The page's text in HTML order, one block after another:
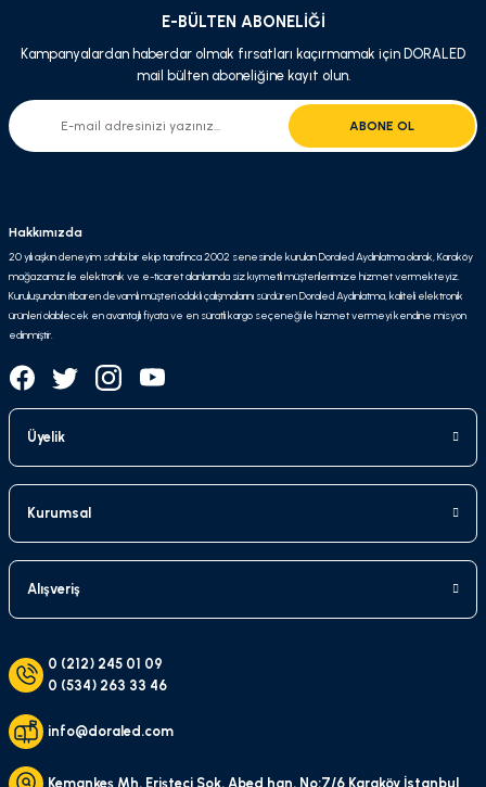
E-BÜLTEN ABONELİĞİ
Kampanyalardan haberdar olmak fırsatları kaçırmamak için DORALED
mail bülten aboneliğine kayıt olun.
ABONE OL
Hakkımızda
20 yılı aşkın deneyim sahibi bir ekip tarafınca 2002 senesinde kurulan Doraled Aydınlatma olarak, Karaköy
mağazamız ile elektronik ve e-ticaret alanlarında siz kıymetli müşterilerimize hizmet vermekteyiz.
Kuruluşundan itibaren devamlı müşteri odaklı çalışmalarını sürdüren Doraled Aydınlatma, kaliteli elektronik
ürünleri olabilecek en avantajlı fiyata ve en süratli kargo seçeneği ile hizmet vermeyi kendine misyon
edinmiştir.
Üyelik
Kurumsal
Alışveriş
0 (212) 245 01 09
0 (534) 263 33 46
info@doraled.com
Kemankeş Mh. Erişteci Sok. Abed han. No:7/6 Karaköy İstanbul